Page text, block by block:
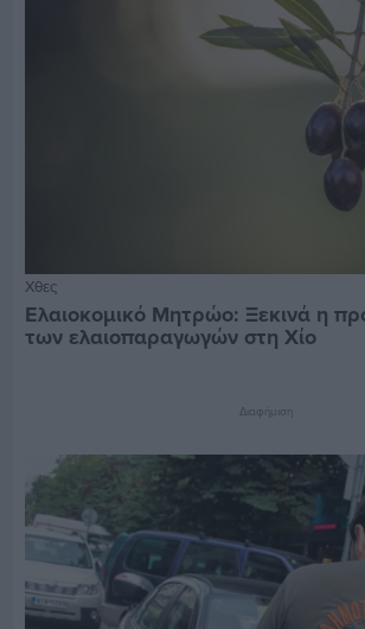
Χθες
Ελαιοκομικό Μητρώο: Ξεκινά η
των ελαιοπαραγωγών στη Χίο
Διαφήμιση